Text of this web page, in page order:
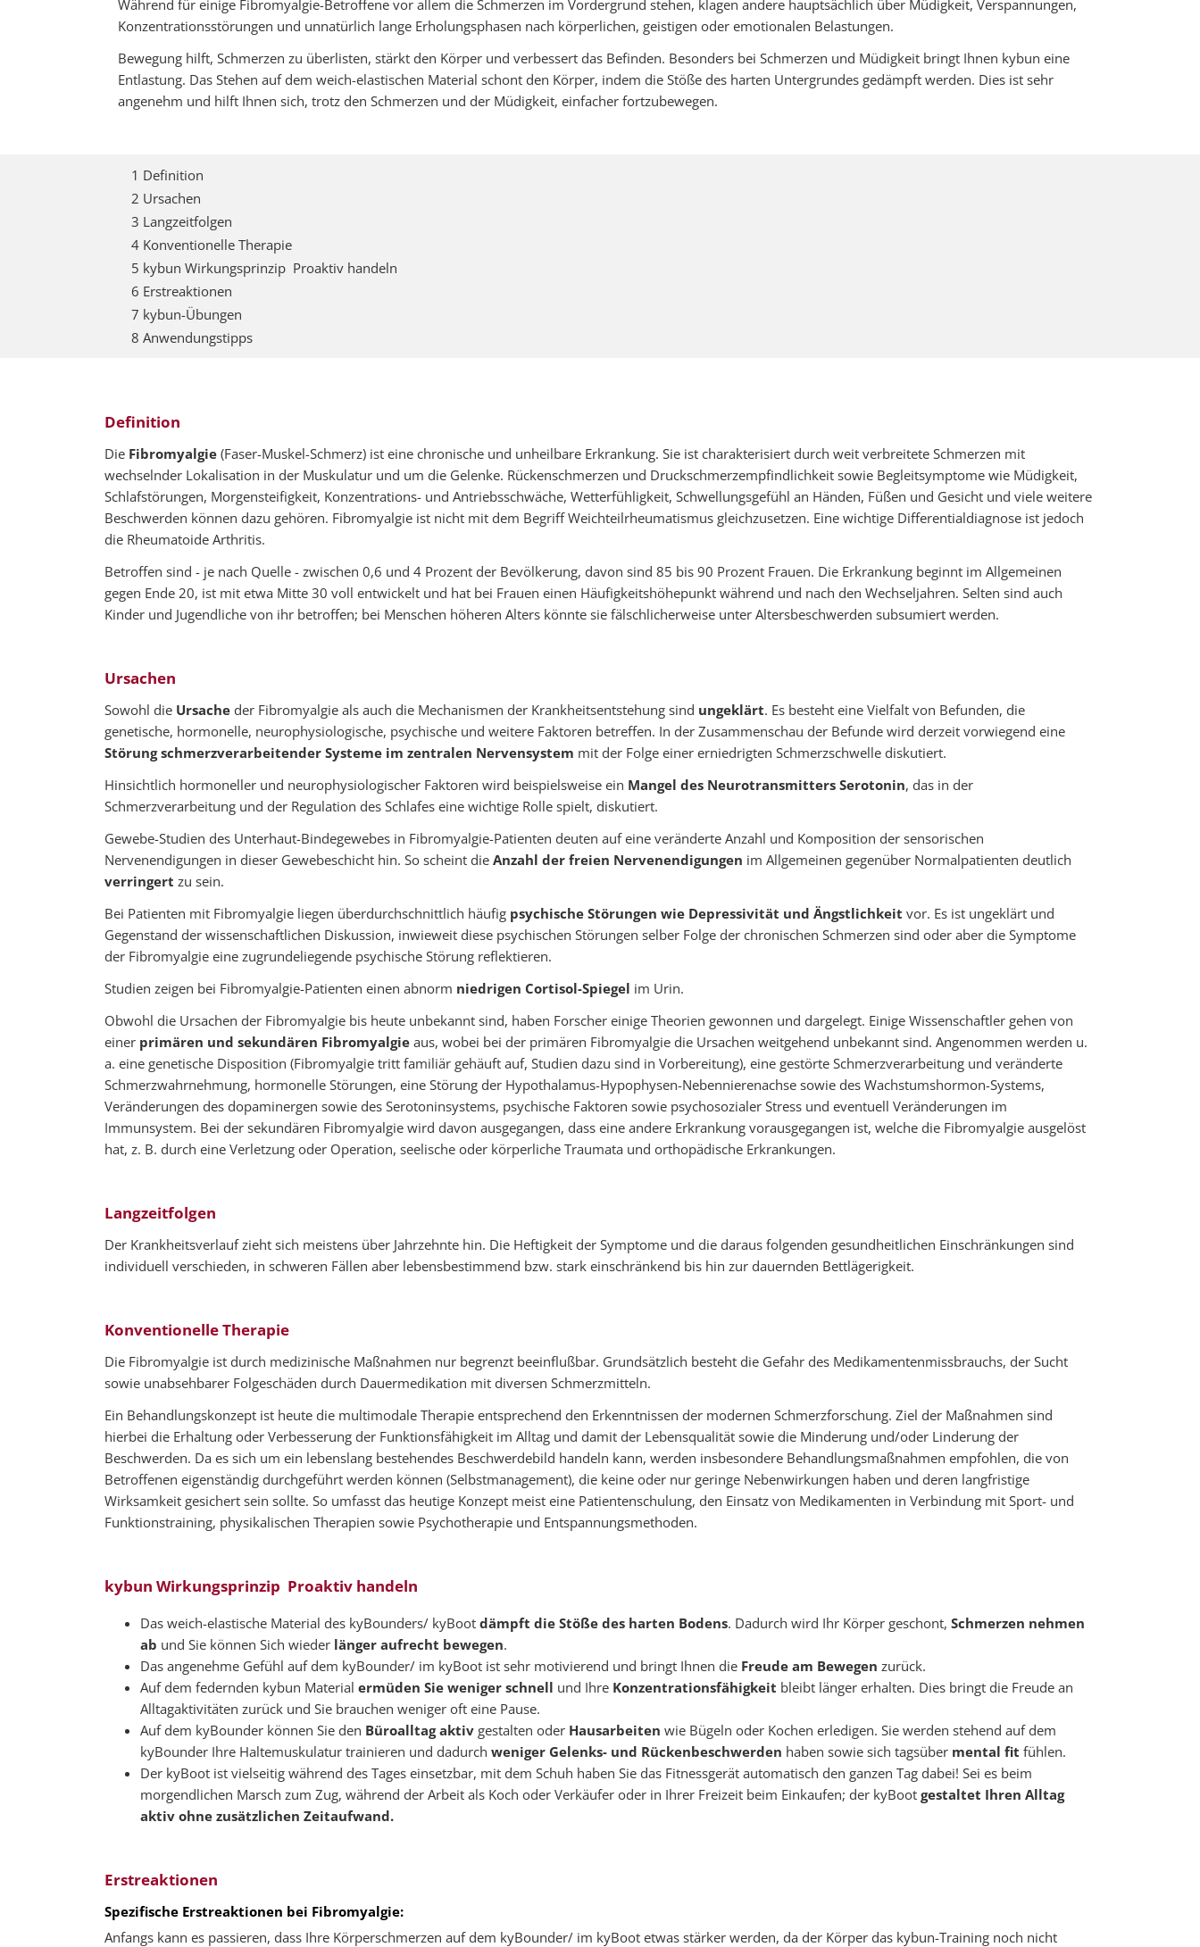
Während für einige Fibromyalgie-Betroffene vor allem die Schmerzen im Vordergrund stehen, klagen andere hauptsächlich über Müdigkeit, Verspannungen,
Konzentrationsstörungen und unnatürlich lange Erholungsphasen nach körperlichen, geistigen oder emotionalen Belastungen.
Bewegung hilft, Schmerzen zu überlisten, stärkt den Körper und verbessert das Befinden. Besonders bei Schmerzen und Müdigkeit bringt Ihnen kybun eine
Entlastung. Das Stehen auf dem weich-elastischen Material schont den Körper, indem die Stöße des harten Untergrundes gedämpft werden. Dies ist sehr
angenehm und hilft Ihnen sich, trotz den Schmerzen und der Müdigkeit, einfacher fortzubewegen.
1 Definition
2 Ursachen
3 Langzeitfolgen
4 Konventionelle Therapie
5 kybun Wirkungsprinzip  Proaktiv handeln
6 Erstreaktionen
7 kybun-Übungen
8 Anwendungstipps
Definition
Die Fibromyalgie (Faser-Muskel-Schmerz) ist eine chronische und unheilbare Erkrankung. Sie ist charakterisiert durch weit verbreitete Schmerzen mit
wechselnder Lokalisation in der Muskulatur und um die Gelenke. Rückenschmerzen und Druckschmerzempfindlichkeit sowie Begleitsymptome wie Müdigkeit,
Schlafstörungen, Morgensteifigkeit, Konzentrations- und Antriebsschwäche, Wetterfühligkeit, Schwellungsgefühl an Händen, Füßen und Gesicht und viele weitere
Beschwerden können dazu gehören. Fibromyalgie ist nicht mit dem Begriff Weichteilrheumatismus gleichzusetzen. Eine wichtige Differentialdiagnose ist jedoch
die Rheumatoide Arthritis.
Betroffen sind - je nach Quelle - zwischen 0,6 und 4 Prozent der Bevölkerung, davon sind 85 bis 90 Prozent Frauen. Die Erkrankung beginnt im Allgemeinen
gegen Ende 20, ist mit etwa Mitte 30 voll entwickelt und hat bei Frauen einen Häufigkeitshöhepunkt während und nach den Wechseljahren. Selten sind auch
Kinder und Jugendliche von ihr betroffen; bei Menschen höheren Alters könnte sie fälschlicherweise unter Altersbeschwerden subsumiert werden.
Ursachen
Sowohl die Ursache der Fibromyalgie als auch die Mechanismen der Krankheitsentstehung sind ungeklärt. Es besteht eine Vielfalt von Befunden, die
genetische, hormonelle, neurophysiologische, psychische und weitere Faktoren betreffen. In der Zusammenschau der Befunde wird derzeit vorwiegend eine
Störung schmerzverarbeitender Systeme im zentralen Nervensystem mit der Folge einer erniedrigten Schmerzschwelle diskutiert.
Hinsichtlich hormoneller und neurophysiologischer Faktoren wird beispielsweise ein Mangel des Neurotransmitters Serotonin, das in der
Schmerzverarbeitung und der Regulation des Schlafes eine wichtige Rolle spielt, diskutiert.
Gewebe-Studien des Unterhaut-Bindegewebes in Fibromyalgie-Patienten deuten auf eine veränderte Anzahl und Komposition der sensorischen
Nervenendigungen in dieser Gewebeschicht hin. So scheint die Anzahl der freien Nervenendigungen im Allgemeinen gegenüber Normalpatienten deutlich
verringert zu sein.
Bei Patienten mit Fibromyalgie liegen überdurchschnittlich häufig psychische Störungen wie Depressivität und Ängstlichkeit vor. Es ist ungeklärt und
Gegenstand der wissenschaftlichen Diskussion, inwieweit diese psychischen Störungen selber Folge der chronischen Schmerzen sind oder aber die Symptome
der Fibromyalgie eine zugrundeliegende psychische Störung reflektieren.
Studien zeigen bei Fibromyalgie-Patienten einen abnorm niedrigen Cortisol-Spiegel im Urin.
Obwohl die Ursachen der Fibromyalgie bis heute unbekannt sind, haben Forscher einige Theorien gewonnen und dargelegt. Einige Wissenschaftler gehen von
einer primären und sekundären Fibromyalgie aus, wobei bei der primären Fibromyalgie die Ursachen weitgehend unbekannt sind. Angenommen werden u.
a. eine genetische Disposition (Fibromyalgie tritt familiär gehäuft auf, Studien dazu sind in Vorbereitung), eine gestörte Schmerzverarbeitung und veränderte
Schmerzwahrnehmung, hormonelle Störungen, eine Störung der Hypothalamus-Hypophysen-Nebennierenachse sowie des Wachstumshormon-Systems,
Veränderungen des dopaminergen sowie des Serotoninsystems, psychische Faktoren sowie psychosozialer Stress und eventuell Veränderungen im
Immunsystem. Bei der sekundären Fibromyalgie wird davon ausgegangen, dass eine andere Erkrankung vorausgegangen ist, welche die Fibromyalgie ausgelöst
hat, z. B. durch eine Verletzung oder Operation, seelische oder körperliche Traumata und orthopädische Erkrankungen.
Langzeitfolgen
Der Krankheitsverlauf zieht sich meistens über Jahrzehnte hin. Die Heftigkeit der Symptome und die daraus folgenden gesundheitlichen Einschränkungen sind
individuell verschieden, in schweren Fällen aber lebensbestimmend bzw. stark einschränkend bis hin zur dauernden Bettlägerigkeit.
Konventionelle Therapie
Die Fibromyalgie ist durch medizinische Maßnahmen nur begrenzt beeinflußbar. Grundsätzlich besteht die Gefahr des Medikamentenmissbrauchs, der Sucht
sowie unabsehbarer Folgeschäden durch Dauermedikation mit diversen Schmerzmitteln.
Ein Behandlungskonzept ist heute die multimodale Therapie entsprechend den Erkenntnissen der modernen Schmerzforschung. Ziel der Maßnahmen sind
hierbei die Erhaltung oder Verbesserung der Funktionsfähigkeit im Alltag und damit der Lebensqualität sowie die Minderung und/oder Linderung der
Beschwerden. Da es sich um ein lebenslang bestehendes Beschwerdebild handeln kann, werden insbesondere Behandlungsmaßnahmen empfohlen, die von
Betroffenen eigenständig durchgeführt werden können (Selbstmanagement), die keine oder nur geringe Nebenwirkungen haben und deren langfristige
Wirksamkeit gesichert sein sollte. So umfasst das heutige Konzept meist eine Patientenschulung, den Einsatz von Medikamenten in Verbindung mit Sport- und
Funktionstraining, physikalischen Therapien sowie Psychotherapie und Entspannungsmethoden.
kybun Wirkungsprinzip  Proaktiv handeln
Das weich-elastische Material des kyBounders/ kyBoot dämpft die Stöße des harten Bodens. Dadurch wird Ihr Körper geschont, Schmerzen nehmen
ab und Sie können Sich wieder länger aufrecht bewegen.
Das angenehme Gefühl auf dem kyBounder/ im kyBoot ist sehr motivierend und bringt Ihnen die Freude am Bewegen zurück.
Auf dem federnden kybun Material ermüden Sie weniger schnell und Ihre Konzentrationsfähigkeit bleibt länger erhalten. Dies bringt die Freude an
Alltagaktivitäten zurück und Sie brauchen weniger oft eine Pause.
Auf dem kyBounder können Sie den Büroalltag aktiv gestalten oder Hausarbeiten wie Bügeln oder Kochen erledigen. Sie werden stehend auf dem
kyBounder Ihre Haltemuskulatur trainieren und dadurch weniger Gelenks- und Rückenbeschwerden haben sowie sich tagsüber mental fit fühlen.
Der kyBoot ist vielseitig während des Tages einsetzbar, mit dem Schuh haben Sie das Fitnessgerät automatisch den ganzen Tag dabei! Sei es beim
morgendlichen Marsch zum Zug, während der Arbeit als Koch oder Verkäufer oder in Ihrer Freizeit beim Einkaufen; der kyBoot gestaltet Ihren Alltag
aktiv ohne zusätzlichen Zeitaufwand.
Erstreaktionen
Spezifische Erstreaktionen bei Fibromyalgie:
Anfangs kann es passieren, dass Ihre Körperschmerzen auf dem kyBounder/ im kyBoot etwas stärker werden, da der Körper das kybun-Training noch nicht